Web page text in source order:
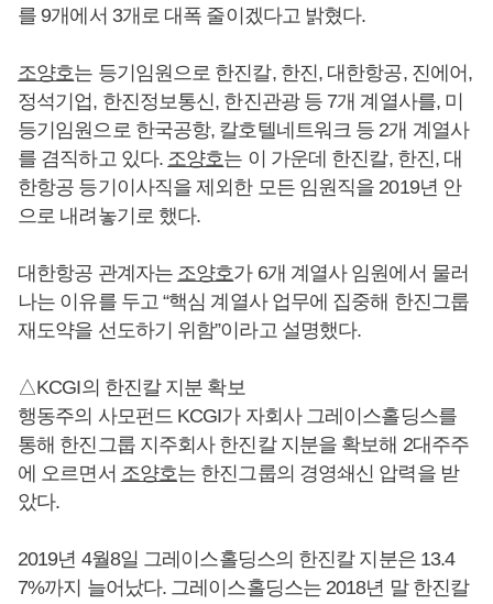
를 9개에서 3개로 대폭 줄이겠다고 밝혔다.
조양호는 등기임원으로 한진칼, 한진, 대한항공, 진에어,
정석기업, 한진정보통신, 한진관광 등 7개 계열사를, 미
등기임원으로 한국공항, 칼호텔네트워크 등 2개 계열사
를 겸직하고 있다. 조양호는 이 가운데 한진칼, 한진, 대
한항공 등기이사직을 제외한 모든 임원직을 2019년 안
으로 내려놓기로 했다.
대한항공 관계자는 조양호가 6개 계열사 임원에서 물러
나는 이유를 두고 “핵심 계열사 업무에 집중해 한진그룹
재도약을 선도하기 위함”이라고 설명했다.
△KCGI의 한진칼 지분 확보
행동주의 사모펀드 KCGI가 자회사 그레이스홀딩스를
통해 한진그룹 지주회사 한진칼 지분을 확보해 2대주주
에 오르면서 조양호는 한진그룹의 경영쇄신 압력을 받
았다.
2019년 4월8일 그레이스홀딩스의 한진칼 지분은 13.4
7%까지 늘어났다. 그레이스홀딩스는 2018년 말 한진칼